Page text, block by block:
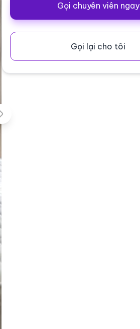
Gọi chuyên viên ngay
Gọi lại cho tôi